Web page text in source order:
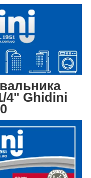
4" Ghidini